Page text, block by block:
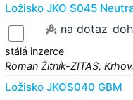
Ložisko JKO S045
na dotaz
stálá inzerce
Roman Žitník-ZITAS,
Ložisko JKOS040 GBM